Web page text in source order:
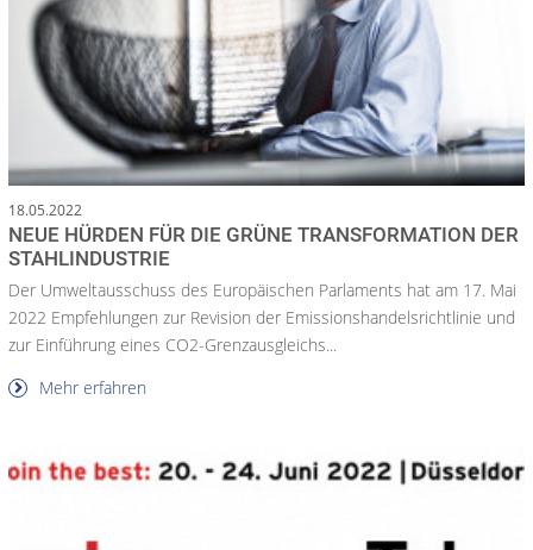
18.05.2022
NEUE HÜRDEN FÜR DIE GRÜNE TRANSFORMATION DER
STAHLINDUSTRIE
Der Umweltausschuss des Europäischen Parlaments hat am 17. Mai
2022 Empfehlungen zur Revision der Emissionshandelsrichtlinie und
zur Einführung eines CO2-Grenzausgleichs...
Mehr erfahren